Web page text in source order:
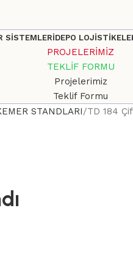
SİSTEMLERİDEPO LOJİSTİK
PROJELERİMİZ
TEKLİF FORMU
Projelerimiz
Teklif Formu
STANDLARI TD 184